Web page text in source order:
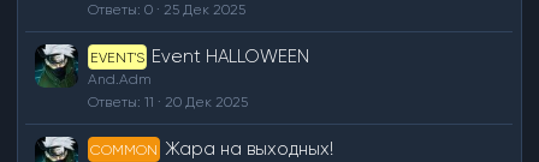
Ответы 0 25 Дек 2025
EVENT'S Event HALLOWEEN
And.Adm
Ответы 11 20 Дек 2025
COMMON Жара на выходных!